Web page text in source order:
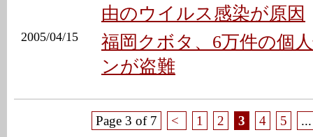
由のウイルス感染が原因
2005/04/15
福岡クボタ、6万件の個
ンが盗難
Page 3 of 7 < 1 2 3 4 5 ...